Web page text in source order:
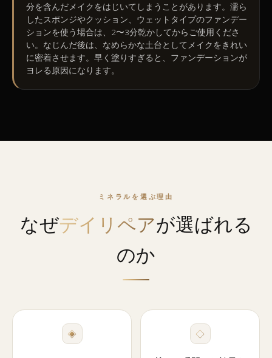
分を含んだメイクをはじいてしまうことがあります。濡ら
したスポンジやクッション、ウェットタイプのファンデー
ションを使う場合は、2〜3分乾かしてからご使用くださ
い。なじんだ後は、なめらかな土台としてメイクをきれい
に密着させます。早く塗りすぎると、ファンデーションが
ヨレる原因になります。
ミネラルを選ぶ理由
なぜデイリペアが選ばれる
のか
◈ ◇